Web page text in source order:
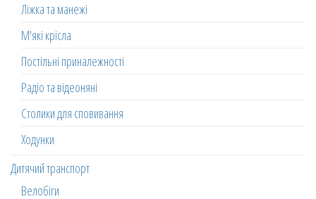
Ліжка та манежі
М'які крісла
Постільні приналежності
Радіо та відеоняні
Столики для сповивання
Ходунки
Дитячий транспорт
Велобіги